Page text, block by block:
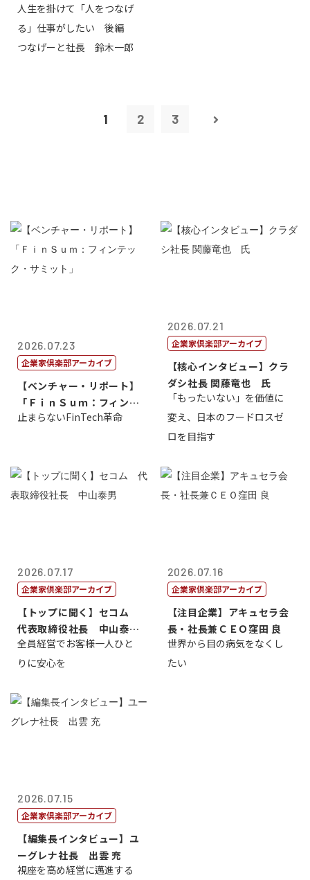
人生を掛けて「人をつなげ
る」仕事がしたい 後編
つなげーと社長 鈴木一郎
1 2 3
2026.07.23
企業家倶楽部アーカイブ
【ベンチャー・リポート】
「ＦｉｎＳｕｍ：フィンテ
ック・サミッ...
止まらないFinTech革命
2026.07.21
企業家倶楽部アーカイブ
【核心インタビュー】クラ
ダシ社長 関藤竜也 氏
「もったいない」を価値に
変え、日本のフードロスゼ
ロを目指す
2026.07.17
企業家倶楽部アーカイブ
【トップに聞く】セコム
代表取締役社長 中山泰
男
全員経営でお客様一人ひと
りに安心を
2026.07.16
企業家倶楽部アーカイブ
【注目企業】アキュセラ会
長・社長兼ＣＥＯ窪田 良
世界から目の病気をなくし
たい
2026.07.15
企業家倶楽部アーカイブ
【編集長インタビュー】ユ
ーグレナ社長 出雲 充
視座を高め経営に邁進する